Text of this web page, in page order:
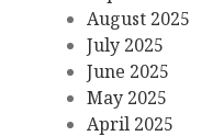
August 2025
July 2025
June 2025
May 2025
April 2025